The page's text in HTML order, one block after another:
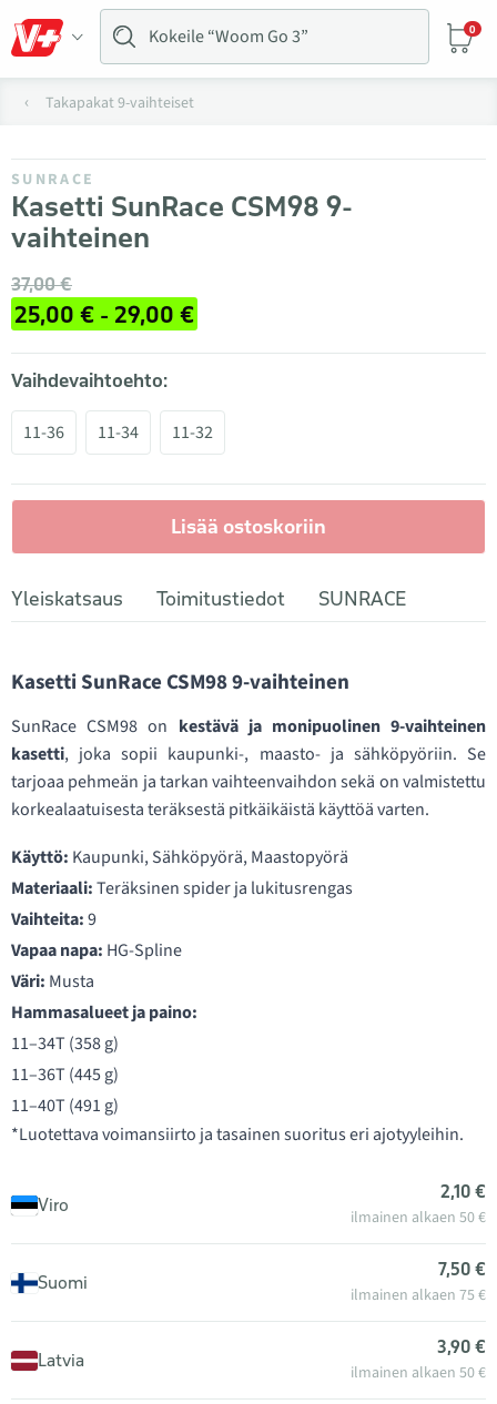
0
Takapakat 9-vaihteiset
SUNRACE
Kasetti SunRace CSM98 9-
vaihteinen
37,00 €
25,00 € - 29,00 €
Vaihdevaihtoehto:
11-36 11-34 11-32
Lisää ostoskoriin
Yleiskatsaus Toimitustiedot SUNRACE
Kasetti SunRace CSM98 9-vaihteinen
SunRace CSM98 on kestävä ja monipuolinen 9-vaihteinen
kasetti, joka sopii kaupunki-, maasto- ja sähköpyöriin. Se
tarjoaa pehmeän ja tarkan vaihteenvaihdon sekä on valmistettu
korkealaatuisesta teräksestä pitkäikäistä käyttöä varten.
Käyttö: Kaupunki, Sähköpyörä, Maastopyörä
Materiaali:Teräksinen spider ja lukitusrengas
Vaihteita:9
Vapaa napa: HG-Spline
Väri: Musta
Hammasalueet ja paino:
11–34T (358 g)
11–36T (445 g)
11–40T (491 g)
*Luotettava voimansiirto ja tasainen suoritus eri ajotyyleihin.
Viro
2,10 €
ilmainen alkaen 50 €
Suomi
7,50 €
ilmainen alkaen 75 €
Latvia
3,90 €
ilmainen alkaen 50 €